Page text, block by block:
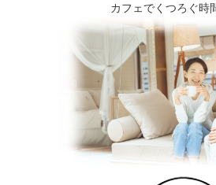
カフェでくつろぐ時